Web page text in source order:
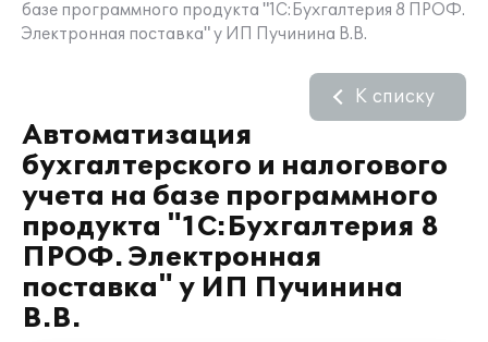
базе программного продукта "1С:Бухгалтерия 8 ПРОФ.
Электронная поставка" у ИП Пучинина В.В.
Автоматизация
бухгалтерского и налогового
учета на базе программного
продукта "1С:Бухгалтерия 8
ПРОФ. Электронная
поставка" у ИП Пучинина
В.В.
К списку